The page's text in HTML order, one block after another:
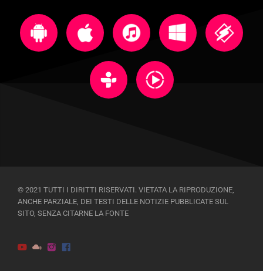
© 2021 TUTTI I DIRITTI RISERVATI. VIETATA LA RIPRODUZIONE,
ANCHE PARZIALE, DEI TESTI DELLE NOTIZIE PUBBLICATE SUL
SITO, SENZA CITARNE LA FONTE